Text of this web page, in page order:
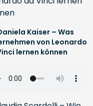
Kaiser – Was
von Leonardo
lernen können